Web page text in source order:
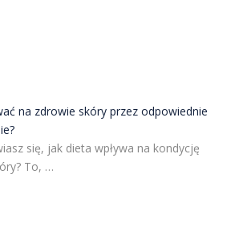
na zdrowie skóry przez odpowiednie
się, jak dieta wpływa na kondycję
To, …